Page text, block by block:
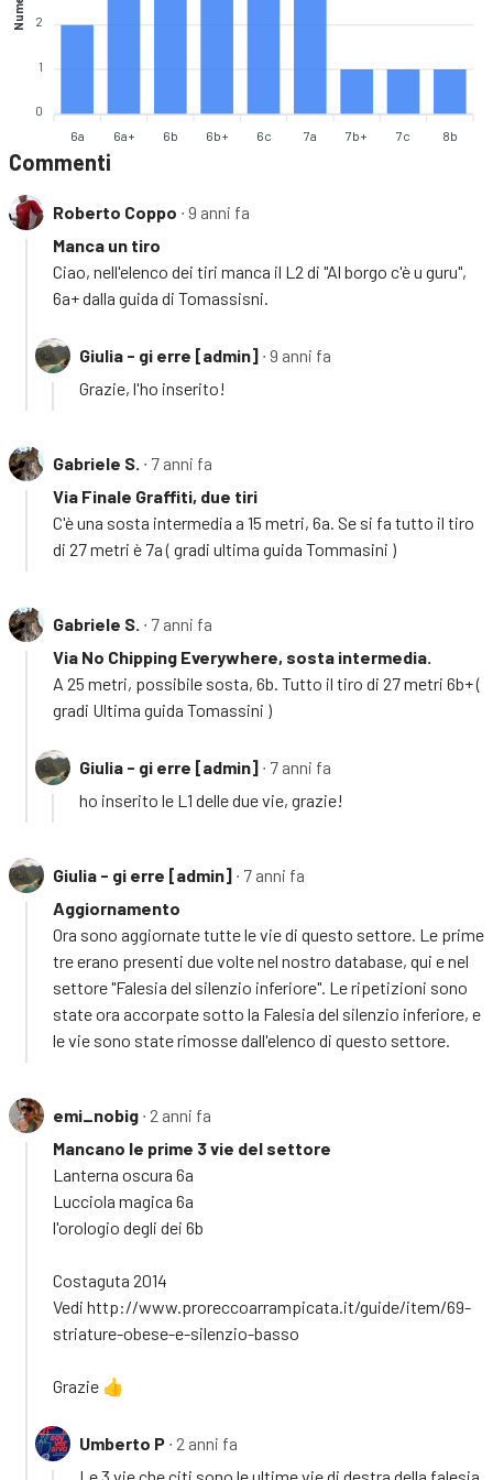
2
1
0
6a 6a+ 6b 6b+ 6c 7a 7b+ 7c 8b
Commenti
Roberto Coppo ∙ 9 anni fa
Manca un tiro
Ciao, nell'elenco dei tiri manca il L2 di "Al borgo c'è u guru",
6a+ dalla guida di Tomassisni.
Giulia - gi erre [admin] ∙ 9 anni fa
Grazie, l'ho inserito!
Gabriele S. ∙ 7 anni fa
Via Finale Graffiti, due tiri
C'è una sosta intermedia a 15 metri, 6a. Se si fa tutto il tiro
di 27 metri è 7a ( gradi ultima guida Tommasini )
Gabriele S. ∙ 7 anni fa
Via No Chipping Everywhere, sosta intermedia.
A 25 metri, possibile sosta, 6b. Tutto il tiro di 27 metri 6b+ (
gradi Ultima guida Tomassini )
Giulia - gi erre [admin] ∙ 7 anni fa
ho inserito le L1 delle due vie, grazie!
Giulia - gi erre [admin] ∙ 7 anni fa
Aggiornamento
Ora sono aggiornate tutte le vie di questo settore. Le prime
tre erano presenti due volte nel nostro database, qui e nel
settore "Falesia del silenzio inferiore". Le ripetizioni sono
state ora accorpate sotto la Falesia del silenzio inferiore, e
le vie sono state rimosse dall'elenco di questo settore.
emi_nobig ∙ 2 anni fa
Mancano le prime 3 vie del settore
Lanterna oscura 6a
Lucciola magica 6a
l'orologio degli dei 6b
Costaguta 2014
Vedi http://www.proreccoarrampicata.it/guide/item/69-
striature-obese-e-silenzio-basso
Grazie 👍
Umberto P ∙ 2 anni fa
Le 3 vie che citi sono le ultime vie di destra della falesia